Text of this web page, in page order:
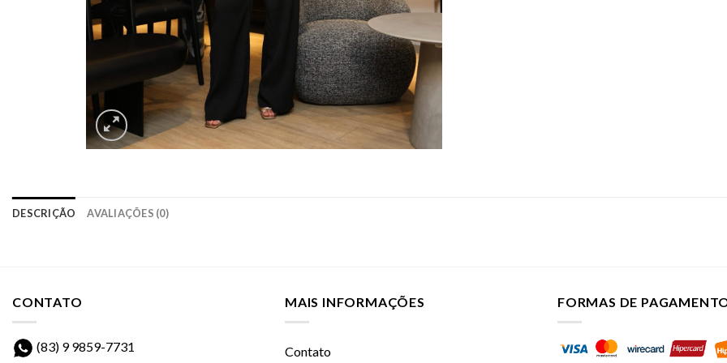
DESCRIÇÃO AVALIAÇÕES (0)
CONTATO
(83) 9 9859-7731
MAIS INFORMAÇÕES
Contato
FORMAS DE